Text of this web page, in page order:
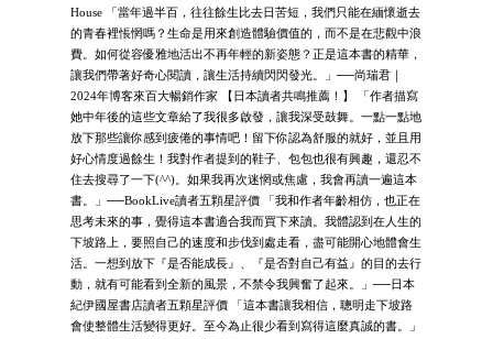
House 「當年過半百，往往餘生比去日苦短，我們只能在緬懷逝去
的青春裡悵惘嗎？生命是用來創造體驗價值的，而不是在悲觀中浪
費。如何從容優雅地活出不再年輕的新姿態？正是這本書的精華，
讓我們帶著好奇心閱讀，讓生活持續閃閃發光。」──尚瑞君｜
2024年博客來百大暢銷作家 【日本讀者共鳴推薦！】 「作者描寫
她中年後的這些文章給了我很多啟發，讓我深受鼓舞。一點一點地
放下那些讓你感到疲倦的事情吧！留下你認為舒服的就好，並且用
好心情度過餘生！我對作者提到的鞋子、包包也很有興趣，還忍不
住去搜尋了一下(^^)。如果我再次迷惘或焦慮，我會再讀一遍這本
書。」──BookLive讀者五顆星評價 「我和作者年齡相仿，也正在
思考未來的事，覺得這本書適合我而買下來讀。我體認到在人生的
下坡路上，要照自己的速度和步伐到處走看，盡可能開心地體會生
活。一想到放下『是否能成長』、『是否對自己有益』的目的去行
動，就有可能看到全新的風景，不禁令我興奮了起來。」──日本
紀伊國屋書店讀者五顆星評價 「這本書讓我相信，聰明走下坡路
會使整體生活變得更好。至今為止很少看到寫得這麼真誠的書。」